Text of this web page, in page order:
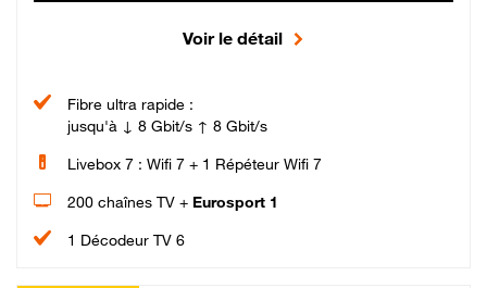
Voir le détail
Fibre ultra rapide :
jusqu'à ↓ 8 Gbit/s ↑ 8 Gbit/s
Livebox 7 : Wifi 7 + 1 Répéteur Wifi 7
200 chaînes TV + Eurosport 1
1 Décodeur TV 6